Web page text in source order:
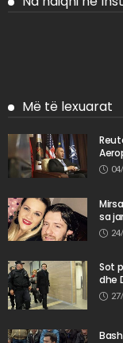
Më të lexuarat
sa
Sot
dhe